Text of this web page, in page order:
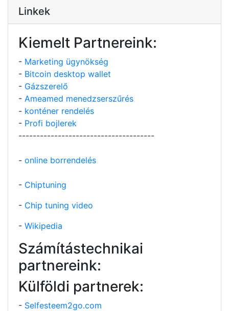
Linkek
Kiemelt Partnereink:
- Marketing ügynökség
- Bitcoin desktop wallet
- Gázszerelő
- Ameamed menedzserszűrés
- konténer rendelés
- Profi bojlerek
--------------------------------------
- online borrendelés
- Chiptuning
- Chip tuning video
- Wikipedia
Számítástechnikai
partnereink:
Külföldi partnerek:
- Selfesteem2go.com